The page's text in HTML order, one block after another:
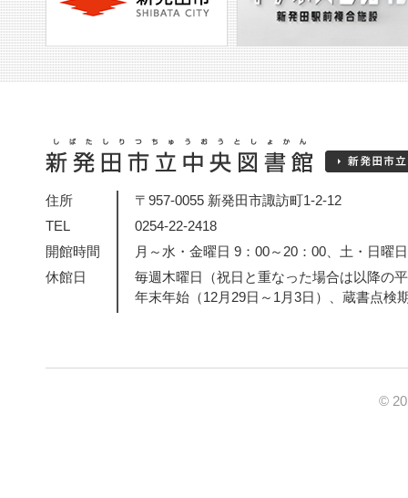
住所
〒957-0055 新発田市諏訪町1-2-12
TEL
0254-22-2418
開館時間
月～水・金曜日 9：00～20：00、土・日曜
休館日
毎週木曜日（祝日と重なった場合は以降の
年末年始（12月29日～1月3日）、蔵書点検
©